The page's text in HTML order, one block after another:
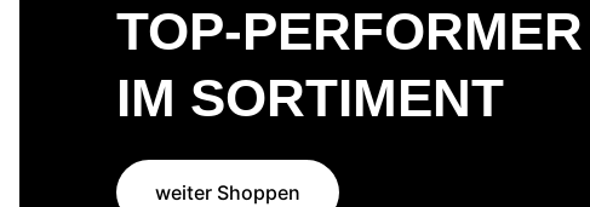
TOP-PERFORMER
IM SORTIMENT
weiter Shoppen